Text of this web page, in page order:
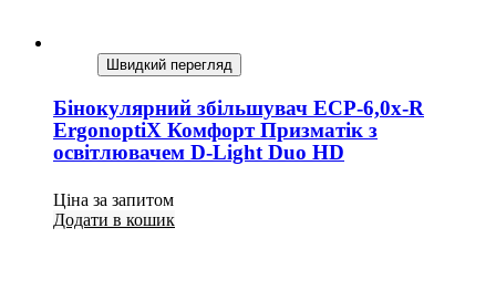
Швидкий перегляд
Бінокулярний збільшувач ECP-6,0x-R
ErgonoptiX Комфорт Призматік з
освітлювачем D-Light Duo HD
Ціна за запитом
Додати в кошик